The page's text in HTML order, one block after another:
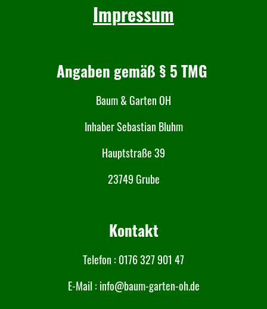
Impressum
Angaben gemäß § 5 TMG
Baum & Garten OH
Inhaber Sebastian Bluhm
Hauptstraße 39
23749 Grube
Kontakt
Telefon : 0176 327 901 47
E-Mail : info@baum-garten-oh.de